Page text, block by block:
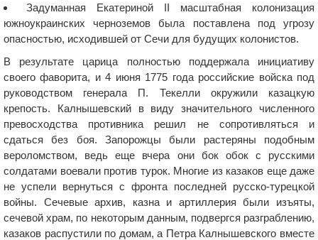
Задуманная Екатериной ІІ масштабная колонизация
южноукраинских черноземов была поставлена под угрозу
опасностью, исходившей от Сечи для будущих колонистов.
В результате царица полностью поддержала инициативу
своего фаворита, и 4 июня 1775 года российские войска под
руководством генерала П. Текелли окружили казацкую
крепость. Калнышевский в виду значительного численного
превосходства противника решил не сопротивляться и
сдаться без боя. Запорожцы были растеряны подобным
вероломством, ведь еще вчера они бок обок с русскими
солдатами воевали против турок. Многие из казаков еще даже
не успели вернуться с фронта последней русско-турецкой
войны. Сечевые архив, казна и артиллерия были изъяты,
сечевой храм, по некоторым данным, подвергся разграблению,
казаков распустили по домам, а Петра Калнышевского вместе